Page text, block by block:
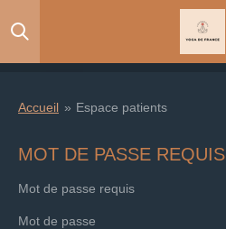
au
Accueil » Espace patients
MOT DE PASSE REQUIS
Mot de passe requis
Mot de passe